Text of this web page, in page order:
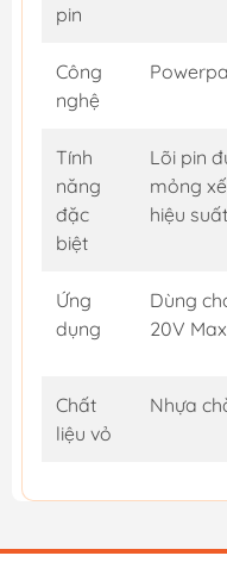
pin
Công
nghệ
Tính
năng
đặc
biệt
Lõi pin
mỏng
hiệu suất
Ứng
dụng
Dùng
20V Max
Chất
liệu vỏ
Nhựa